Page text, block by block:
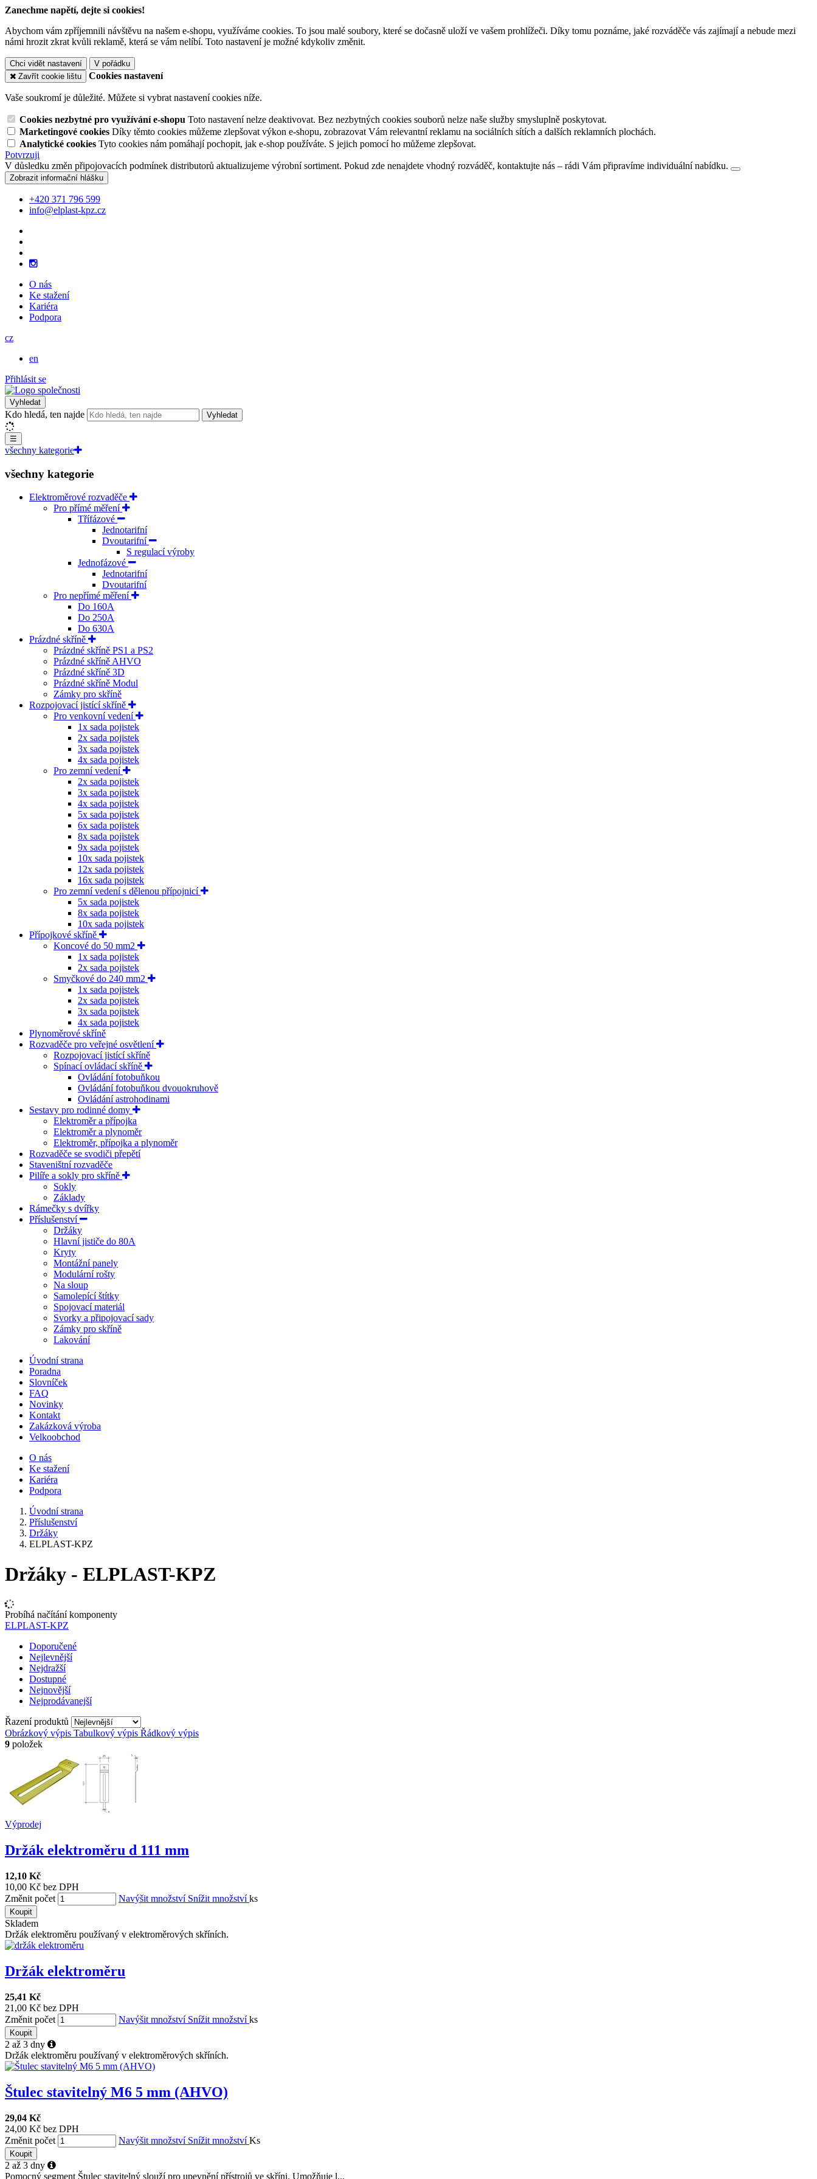
Zanechme napětí, dejte si cookies!
Abychom vám zpříjemnili návštěvu na našem e-shopu, využíváme cookies. To jsou malé soubory, které se dočasně uloží ve vašem prohlížeči. Díky tomu poznáme, jaké rozváděče vás zajímají a nebude mezi
námi hrozit zkrat kvůli reklamě, která se vám nelíbí. Toto nastavení je možné kdykoliv změnit.
Chci vidět nastavení
V pořádku
Zavřít cookie lištu
Cookies nastavení
Vaše soukromí je důležité. Můžete si vybrat nastavení cookies níže.
Cookies nezbytné pro využívání e-shopu Toto nastavení nelze deaktivovat. Bez nezbytných cookies souborů nelze naše služby smysluplně poskytovat.
Marketingové cookies Díky těmto cookies můžeme zlepšovat výkon e-shopu, zobrazovat Vám relevantní reklamu na sociálních sítích a dalších reklamních plochách.
Analytické cookies Tyto cookies nám pomáhají pochopit, jak e-shop používáte. S jejich pomocí ho můžeme zlepšovat.
Potvrzuji
V důsledku změn připojovacích podmínek distributorů aktualizujeme výrobní sortiment. Pokud zde nenajdete vhodný rozváděč, kontaktujte nás – rádi Vám připravíme individuální nabídku.
Zobrazit informační hlášku
+420 371 796 599
info@elplast-kpz.cz
O nás
Ke stažení
Kariéra
Podpora
cz
en
Přihlásit se
Vyhledat
Kdo hledá, ten najde Vyhledat
☰
všechny kategorie
všechny kategorie
Elektroměrové rozvaděče
Pro přímé měření
Třífázové
Jednotarifní
Dvoutarifní
S regulací výroby
Jednofázové
Jednotarifní
Dvoutarifní
Pro nepřímé měření
Do 160A
Do 250A
Do 630A
Prázdné skříně
Prázdné skříně PS1 a PS2
Prázdné skříně AHVO
Prázdné skříně 3D
Prázdné skříně Modul
Zámky pro skříně
Rozpojovací jistící skříně
Pro venkovní vedení
1x sada pojistek
2x sada pojistek
3x sada pojistek
4x sada pojistek
Pro zemní vedení
2x sada pojistek
3x sada pojistek
4x sada pojistek
5x sada pojistek
6x sada pojistek
8x sada pojistek
9x sada pojistek
10x sada pojistek
12x sada pojistek
16x sada pojistek
Pro zemní vedení s dělenou přípojnicí
5x sada pojistek
8x sada pojistek
10x sada pojistek
Přípojkové skříně
Koncové do 50 mm2
1x sada pojistek
2x sada pojistek
Smyčkové do 240 mm2
1x sada pojistek
2x sada pojistek
3x sada pojistek
4x sada pojistek
Plynoměrové skříně
Rozvaděče pro veřejné osvětlení
Rozpojovací jistící skříně
Spínací ovládací skříně
Ovládání fotobuňkou
Ovládání fotobuňkou dvouokruhově
Ovládání astrohodinami
Sestavy pro rodinné domy
Elektroměr a přípojka
Elektroměr a plynoměr
Elektroměr, přípojka a plynoměr
Rozvaděče se svodiči přepětí
Staveništní rozvaděče
Pilíře a sokly pro skříně
Sokly
Základy
Rámečky s dvířky
Příslušenství
Držáky
Hlavní jističe do 80A
Kryty
Montážní panely
Modulární rošty
Na sloup
Samolepící štítky
Spojovací materiál
Svorky a připojovací sady
Zámky pro skříně
Lakování
Úvodní strana
Poradna
Slovníček
FAQ
Novinky
Kontakt
Zakázková výroba
Velkoobchod
O nás
Ke stažení
Kariéra
Podpora
Úvodní strana
Příslušenství
Držáky
ELPLAST-KPZ
Držáky - ELPLAST-KPZ
Probíhá načítání komponenty
ELPLAST-KPZ
Doporučené
Nejlevnější
Nejdražší
Dostupné
Nejnovější
Nejprodávanejší
Řazení produktů
Obrázkový výpis Tabulkový výpis Řádkový výpis
9 položek
Výprodej
Držák elektroměru d 111 mm
12,10 Kč
10,00 Kč bez DPH
Změnit počet
Navýšit množství Snížit množstvíks
Koupit
Skladem
Držák elektroměru používaný v elektroměrových skříních.
Držák elektroměru
25,41 Kč
21,00 Kč bez DPH
Změnit počet
Navýšit množství Snížit množstvíks
Koupit
2 až 3 dny
Držák elektroměru používaný v elektroměrových skříních.
Štulec stavitelný M6 5 mm (AHVO)
29,04 Kč
24,00 Kč bez DPH
Změnit počet
Navýšit množství Snížit množstvíKs
Koupit
2 až 3 dny
Pomocný segment Štulec stavitelný slouží pro upevnění přístrojů ve skříni. Umožňuje l...